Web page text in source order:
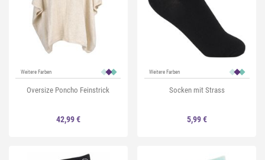
Weitere Farben
Oversize Poncho Feinstrick
42,99 €
Weitere Farben
Socken mit Strass
5,99 €